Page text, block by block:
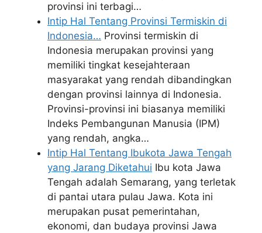
provinsi ini terbagi…
Intip Hal Tentang Provinsi Termiskin di
Indonesia… Provinsi termiskin di
Indonesia merupakan provinsi yang
memiliki tingkat kesejahteraan
masyarakat yang rendah dibandingkan
dengan provinsi lainnya di Indonesia.
Provinsi-provinsi ini biasanya memiliki
Indeks Pembangunan Manusia (IPM)
yang rendah, angka…
Intip Hal Tentang Ibukota Jawa Tengah
yang Jarang Diketahui Ibu kota Jawa
Tengah adalah Semarang, yang terletak
di pantai utara pulau Jawa. Kota ini
merupakan pusat pemerintahan,
ekonomi, dan budaya provinsi Jawa